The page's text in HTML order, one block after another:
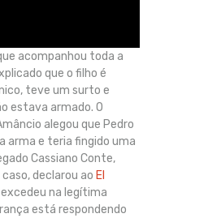
acompanhou toda a
que o filho é
teve um surto e
estava armado. O
alegou que Pedro
arma e teria fingido uma
Cassiano Conte,
declarou ao El
excedeu na legítima
está respondendo